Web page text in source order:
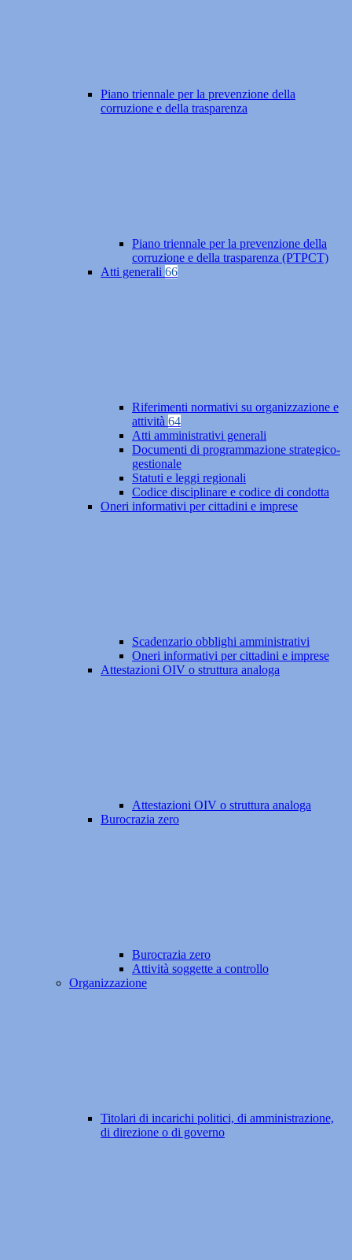
Piano triennale per la prevenzione della
corruzione e della trasparenza
Piano triennale per la prevenzione della
corruzione e della trasparenza (PTPCT)
Atti generali 66
Riferimenti normativi su organizzazione e
attività 64
Atti amministrativi generali
Documenti di programmazione strategico-
gestionale
Statuti e leggi regionali
Codice disciplinare e codice di condotta
Oneri informativi per cittadini e imprese
Scadenzario obblighi amministrativi
Oneri informativi per cittadini e imprese
Attestazioni OIV o struttura analoga
Attestazioni OIV o struttura analoga
Burocrazia zero
Burocrazia zero
Attività soggette a controllo
Organizzazione
Titolari di incarichi politici, di amministrazione,
di direzione o di governo